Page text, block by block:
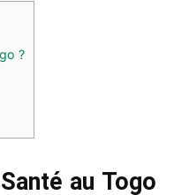
?
au Togo